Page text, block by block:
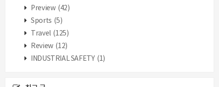
Preview (42)
Sports (5)
Travel (125)
Review (12)
INDUSTRIAL SAFETY (1)